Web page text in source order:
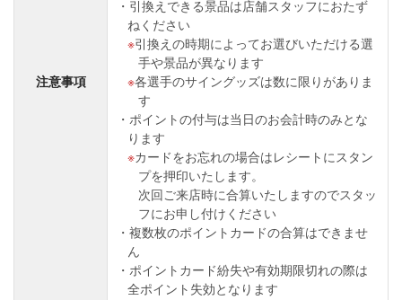
注意事項
引換えできる景品は店舗スタッフにおたず
ねください
引換えの時期によってお選びいただける選
手や景品が異なります
各選手のサイングッズは数に限りがありま
す
ポイントの付与は当日のお会計時のみとな
ります
カードをお忘れの場合はレシートにスタン
プを押印いたします。
次回ご来店時に合算いたしますのでスタッ
フにお申し付けください
複数枚のポイントカードの合算はできませ
ん
ポイントカード紛失や有効期限切れの際は
全ポイント失効となります